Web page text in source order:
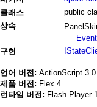
클래스
public
상속
구현
언어 버전: ActionScript 3.0
제품 버전: Flex 4
런타임 버전: Flash Player